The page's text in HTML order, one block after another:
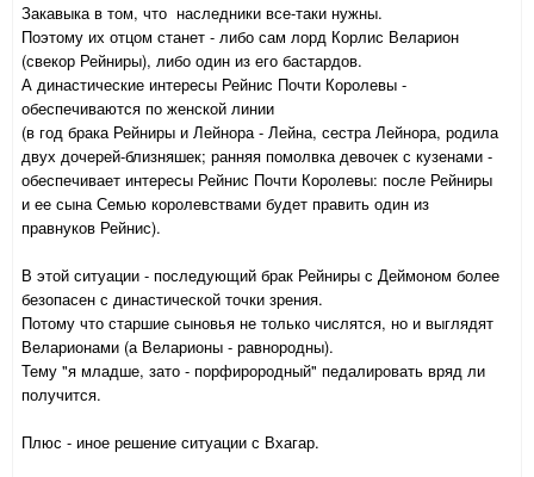
Закавыка в том, что наследники все-таки нужны.
Поэтому их отцом станет - либо сам лорд Корлис Веларион
(свекор Рейниры), либо один из его бастардов.
А династические интересы Рейнис Почти Королевы -
обеспечиваются по женской линии
(в год брака Рейниры и Лейнора - Лейна, сестра Лейнора, родила
двух дочерей-близняшек; ранняя помолвка девочек с кузенами -
обеспечивает интересы Рейнис Почти Королевы: после Рейниры
и ее сына Семью королевствами будет править один из
правнуков Рейнис).
В этой ситуации - последующий брак Рейниры с Деймоном более
безопасен с династической точки зрения.
Потому что старшие сыновья не только числятся, но и выглядят
Веларионами (а Веларионы - равнородны).
Тему "я младше, зато - порфирородный" педалировать вряд ли
получится.
Плюс - иное решение ситуации с Вхагар.